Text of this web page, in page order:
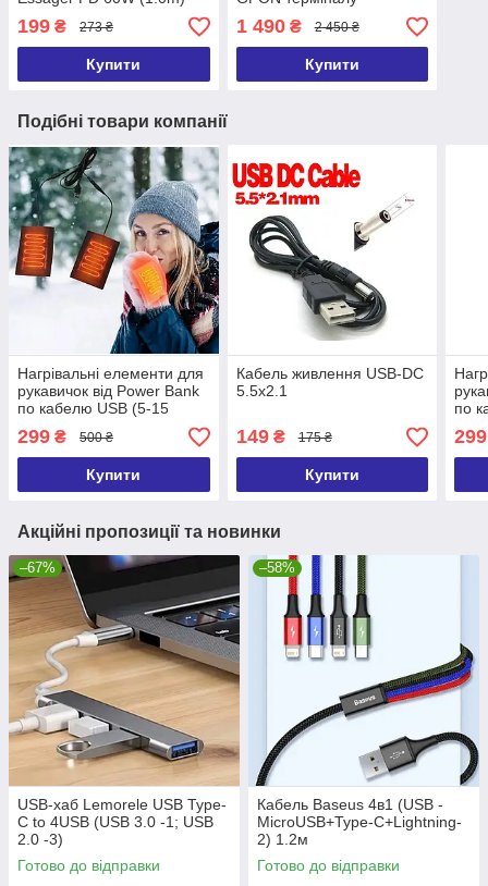
Вlack
199 ₴ 273 ₴
Купити
1 490₴ 2 450 ₴
Купити
Подібні товари компанії
Нагрівальні елементи для
рукавичок від Power Bank
по кабелю USB (5-15
299 ₴ 500 ₴
Купити
Кабель живлення USB-DC
5.5х2.1
149₴ 175 ₴
Купити
по
299
Акційні пропозиції та новинки
–67%
USB-хаб Lemorele USB Type-
C to 4USB (USB 3.0 -1; USB
2.0 -3)
Готово до відправки
–58%
Кабель Baseus 4в1 (USB -
MicroUSB+Type-C+Lightning-
2) 1.2м
Готово до відправки